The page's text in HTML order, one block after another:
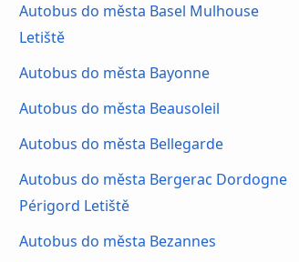
Autobus do města Basel Mulhouse
Letiště
Autobus do města Bayonne
Autobus do města Beausoleil
Autobus do města Bellegarde
Autobus do města Bergerac Dordogne
Périgord Letiště
Autobus do města Bezannes